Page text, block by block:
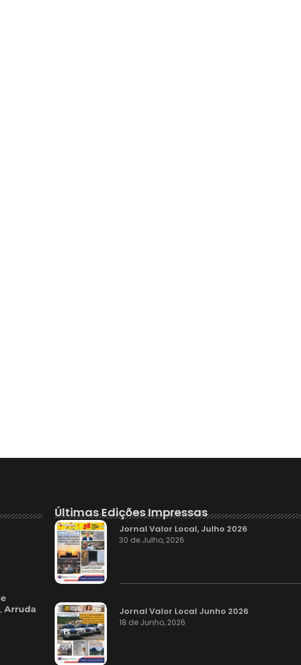
, Arruda
Últimas Edições Impressas
Jornal Valor Local, Julho 2026
30 de Julho, 2026
Jornal Valor Local Junho 2026
18 de Junho, 2026